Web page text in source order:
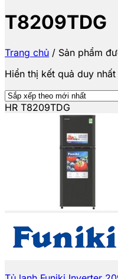
T8209TDG
Trang chủ / Sản phẩm
Hiển thị kết quả duy nhất
HR T8209TDG